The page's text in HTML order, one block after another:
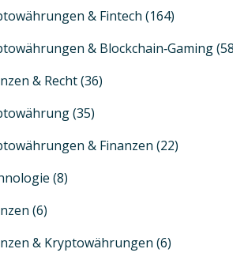
& Fintech (164)
& Blockchain‑Gaming
& Recht(36)
(35)
& Finanzen (22)
(8)
(6)
& Kryptowährungen (6)